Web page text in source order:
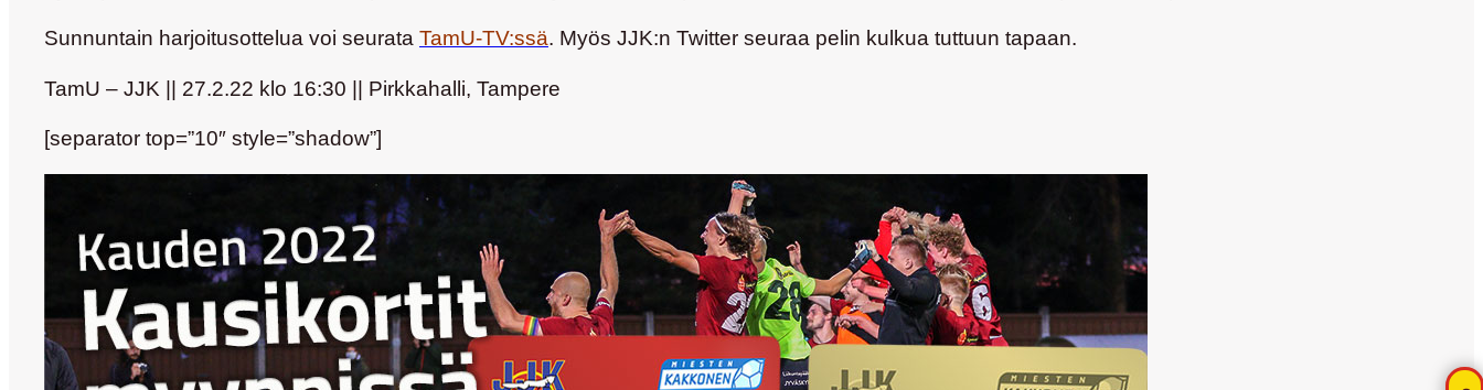
Sunnuntain harjoitusottelua voi seurata TamU-TV:ssä. Myös JJK:n Twitter seuraa pelin kulkua tuttuun tapaan.
TamU – JJK || 27.2.22 klo 16:30 || Pirkkahalli, Tampere
[separator top=”10″ style=”shadow”]